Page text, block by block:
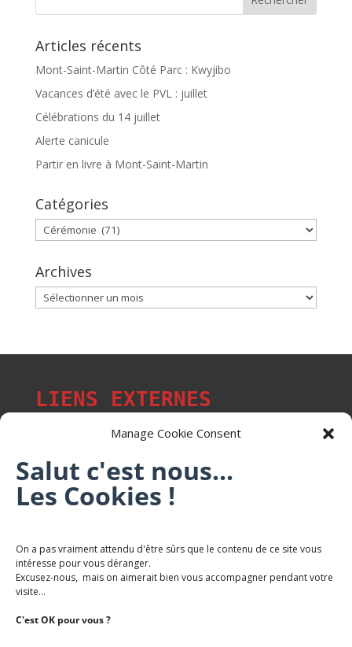
Manage Cookie Consent
Salut c'est nous...
Les Cookies !
On a pas vraiment attendu d'être sûrs que le contenu de ce site vous
intéresse pour vous déranger.
Excusez-nous, mais on aimerait bien vous accompagner pendant votre
visite...
C'est OK pour vous ?
Articles récents
Mont-Saint-Martin Côté Parc : Kwyjibo
Vacances d’été avec le PVL : juillet
Célébrations du 14 juillet
Alerte canicule
Partir en livre à Mont-Saint-Martin
Catégories
Catégories
Archives
Archives
LIENS EXTERNES
Les p'tits citoyens de Mont-Saint-Martin
Trail Saintmartinois Daniel FEITE
Karaté Mont Saint Martin